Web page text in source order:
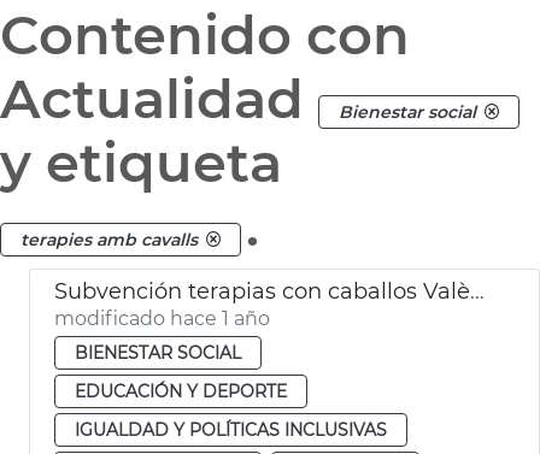
Contenido con
Actualidad
Bienestar social
y etiqueta
terapies amb cavalls .
Subvención terapias con caballos València
modificado hace 1 año
BIENESTAR SOCIAL
EDUCACIÓN Y DEPORTE
IGUALDAD Y POLÍTICAS INCLUSIVAS